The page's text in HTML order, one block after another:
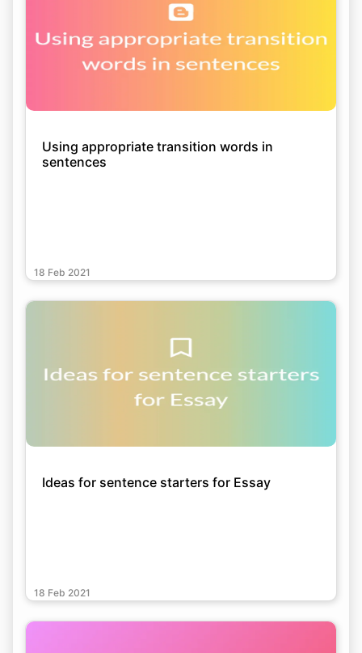
Using appropriate transition words in
sentences
18 Feb 2021
Ideas for sentence starters for Essay
18 Feb 2021